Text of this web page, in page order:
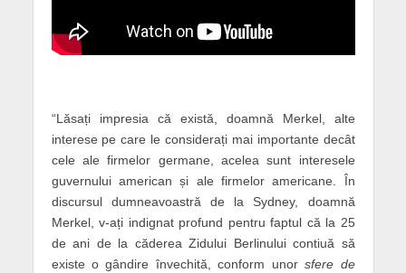
“Lăsați impresia că există, doamnă Merkel, alte
interese pe care le considerați mai importante decât
cele ale firmelor germane, acelea sunt interesele
guvernului american și ale firmelor americane. În
discursul dumneavoastră de la Sydney, doamnă
Merkel, v-ați indignat profund pentru faptul că la 25
de ani de la căderea Zidului Berlinului contiuă să
existe o gândire învechită, conform unorsfere de